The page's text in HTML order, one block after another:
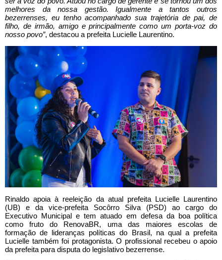
melhores da nossa gestão. Igualmente a tantos outros
bezerrenses, eu tenho acompanhado sua trajetória de pai, de
filho, de irmão, amigo e principalmente como um porta-voz do
nosso povo”, destacou a prefeita Lucielle Laurentino.
Rinaldo apoia à reeleição da atual prefeita Lucielle Laurentino
(UB) e da vice-prefeita Socôrro Silva (PSD) ao cargo do
Executivo Municipal e tem atuado em defesa da boa política
como fruto do RenovaBR, uma das maiores escolas de
formação de lideranças políticas do Brasil, na qual a prefeita
Lucielle também foi protagonista. O profissional recebeu o apoio
da prefeita para disputa do legislativo bezerrense.